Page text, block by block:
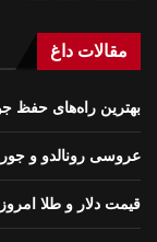
مقالات داغ
بهترین راه‌های حفظ
عروسی رونالدو و جورجینا ۲۰۲۶؛ ۱۰ چهره خارج
قیمت دلار و طلا امروز ۱۴۰۵؛ سکه دوباره گران شد